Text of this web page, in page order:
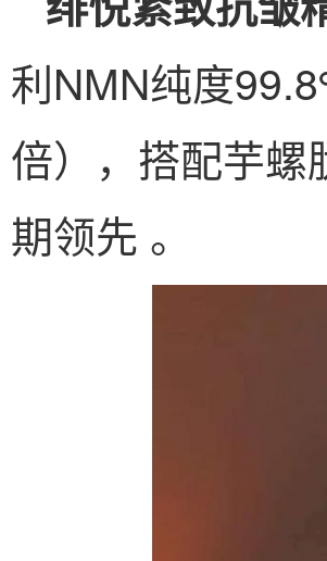
利NMN纯度
倍），搭配芋螺
期领先 。